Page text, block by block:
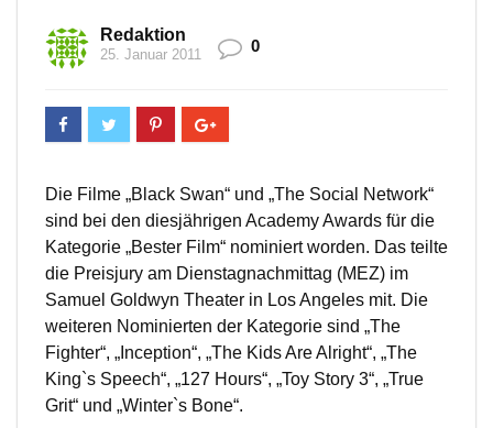
Redaktion
25. Januar 2011 0
Die Filme „Black Swan“ und „The Social Network“
sind bei den diesjährigen Academy Awards für die
Kategorie „Bester Film“ nominiert worden. Das teilte
die Preisjury am Dienstagnachmittag (MEZ) im
Samuel Goldwyn Theater in Los Angeles mit. Die
weiteren Nominierten der Kategorie sind „The
Fighter“, „Inception“, „The Kids Are Alright“, „The
King`s Speech“, „127 Hours“, „Toy Story 3“, „True
Grit“ und „Winter`s Bone“.